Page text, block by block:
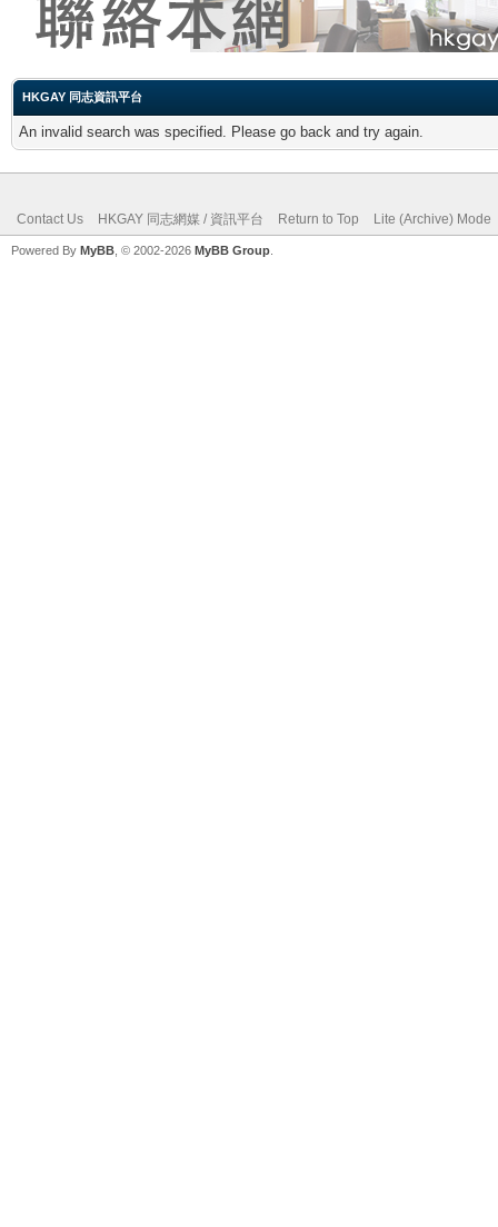
HKGAY 同志資訊平台
An invalid search was specified. Please go back and try again.
Contact Us HKGAY 同志網媒 / 資訊平台 Return to Top Lite (Archive) Mode
Powered By MyBB , © 2002-2026 MyBB Group